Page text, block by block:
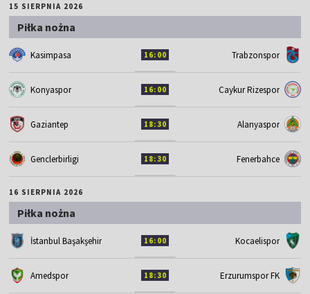
15 SIERPNIA 2026
Piłka nożna
Kasimpasa 16:00 Trabzonspor
Konyaspor 16:00 Caykur Rizespor
Gaziantep 18:30 Alanyaspor
Genclerbirligi 18:30 Fenerbahce
16 SIERPNIA 2026
Piłka nożna
İstanbul Başakşehir 16:00 Kocaelispor
Amedspor 18:30 Erzurumspor FK